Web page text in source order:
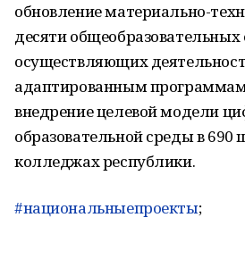
обновление материально-
десяти общеобразовательных
осуществляющих
адаптированным
внедрение целевой модели
образовательной среды в 690
колледжах республики.
#национальныепроекты;